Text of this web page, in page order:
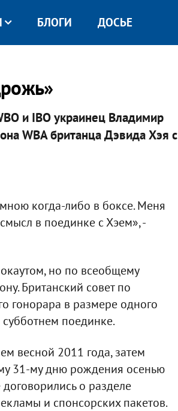
БЛОГИ ДОСЬЕ
и IBO украинец Владимир
WBA британца Дэвида Хэя с
когда-либо в боксе. Меня
в поединке с Хэем», -
но по всеобщему
Британский совет по
гонорара в размере одного
субботнем поединке.
весной 2011 года, затем
31-му дню рождения осенью
о разделе
и спонсорских пакетов.